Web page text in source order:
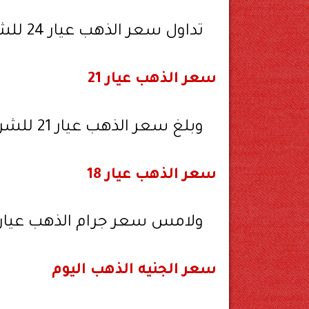
تداول سعر الذهب عيار 24 للشراء 4652 جنيهًا و للبيع 4657 جنيه.
سعر الذهب عيار 21
وبلغ سعر الذهب عيار 21 للشراء 4071 جنيهًا و للبيع 4075 جنيهًا.
سعر الذهب عيار 18
ولامس سعر جرام الذهب عيار 18 للشراء 3488 جنيهًا و للبيع 3492
سعر الجنيه الذهب اليوم